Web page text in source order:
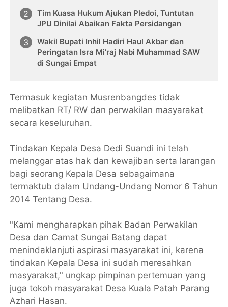
Tim Kuasa Hukum Ajukan Pledoi, Tuntutan
JPU Dinilai Abaikan Fakta Persidangan
Wakil Bupati Inhil Hadiri Haul Akbar dan
Peringatan Isra Mi’raj Nabi Muhammad SAW
di Sungai Empat
Termasuk kegiatan Musrenbangdes tidak
melibatkan RT/ RW dan perwakilan masyarakat
secara keseluruhan.
Tindakan Kepala Desa Dedi Suandi ini telah
melanggar atas hak dan kewajiban serta larangan
bagi seorang Kepala Desa sebagaimana
termaktub dalam Undang-Undang Nomor 6 Tahun
2014 Tentang Desa.
"Kami mengharapkan pihak Badan Perwakilan
Desa dan Camat Sungai Batang dapat
menindaklanjuti aspirasi masyarakat ini, karena
tindakan Kepala Desa ini sudah meresahkan
masyarakat," ungkap pimpinan pertemuan yang
juga tokoh masyarakat Desa Kuala Patah Parang
Azhari Hasan.